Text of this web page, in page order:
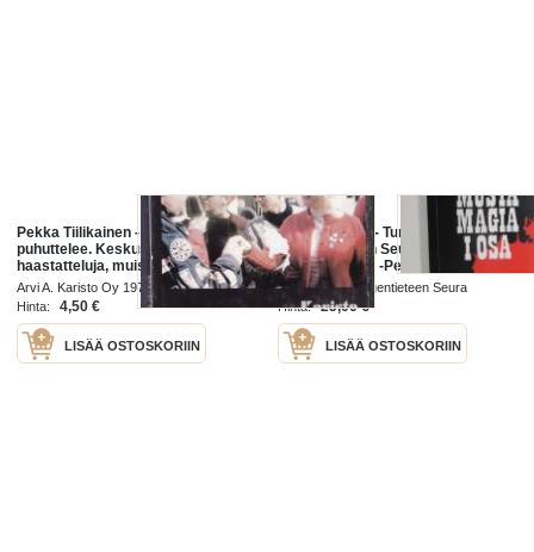
Pekka Tiilikainen - Pekka
puhuttelee. Keskusteluja,
haastatteluja, muistelmasirpaleita,
1976. 1.p.
Arvi A. Karisto Oy 1976
Hinta:
4,50 €
LISÄÄ OSTOSKORIIN
Musta Magia I - Turun
Hengentieteen Seura - Peter
(Pekka) Siitoin -Pekka Siitoin
tuotantoa, näköispainos
Turun Uusi Hengentieteen Seura
Hinta:
25,00 €
LISÄÄ OSTOSKORIIN